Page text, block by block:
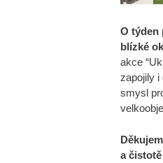
O týden
blízké
akce
zapojily i
smysl
a